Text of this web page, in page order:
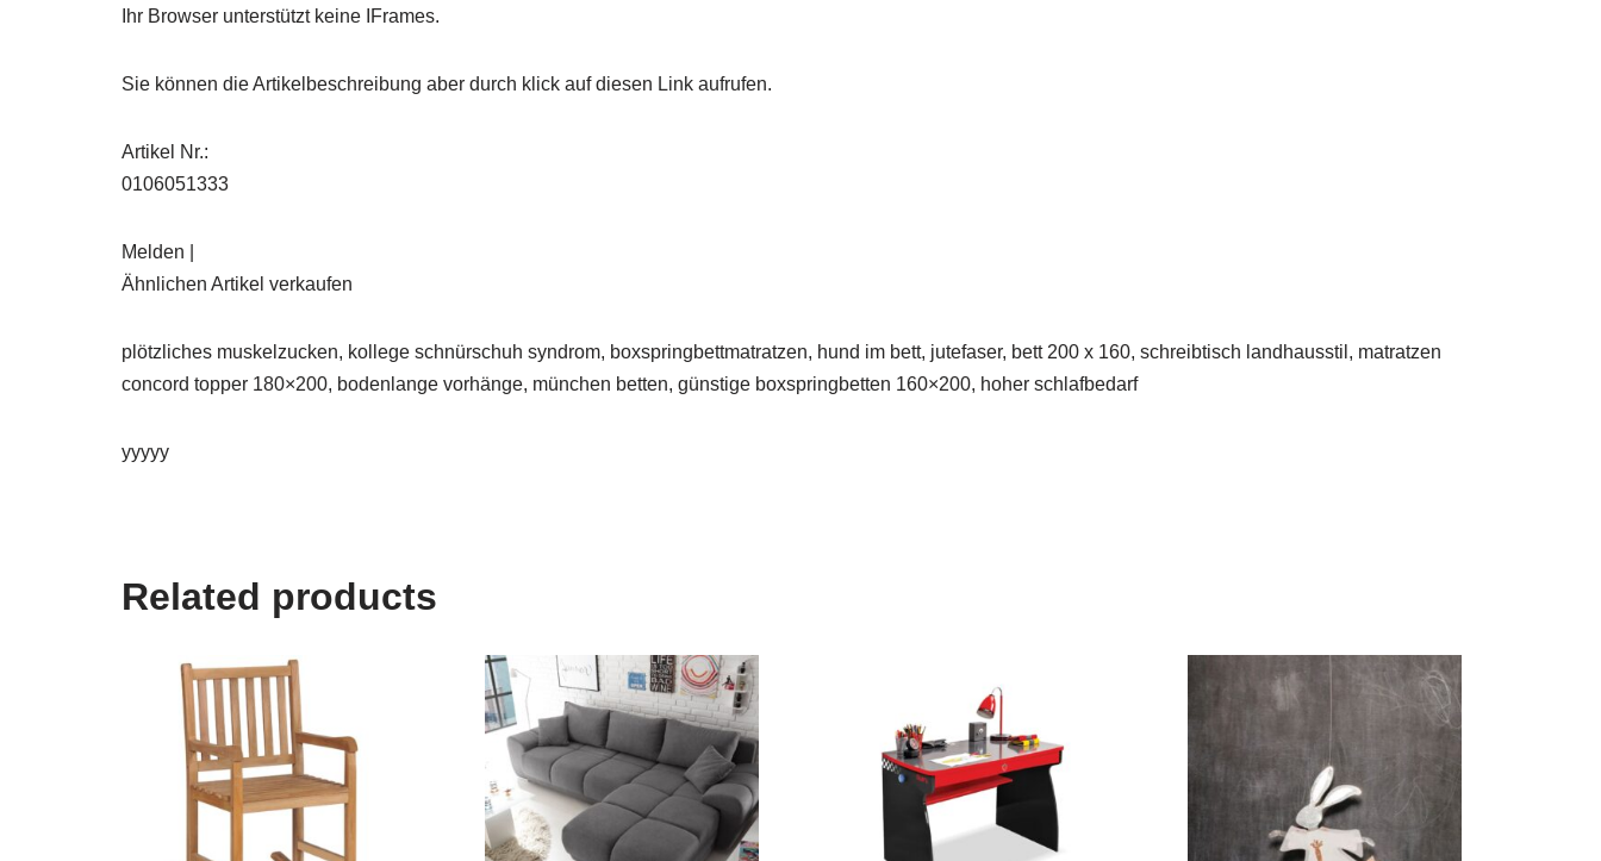
Ihr Browser unterstützt keine IFrames.
Sie können die Artikelbeschreibung aber durch klick auf diesen Link aufrufen.
Artikel Nr.:
0106051333
Melden |
Ähnlichen Artikel verkaufen
plötzliches muskelzucken, kollege schnürschuh syndrom, boxspringbettmatratzen, hund im bett, jutefaser, bett 200 x 160, schreibtisch landhausstil, matratzen
concord topper 180×200, bodenlange vorhänge, münchen betten, günstige boxspringbetten 160×200, hoher schlafbedarf
yyyyy
Related products